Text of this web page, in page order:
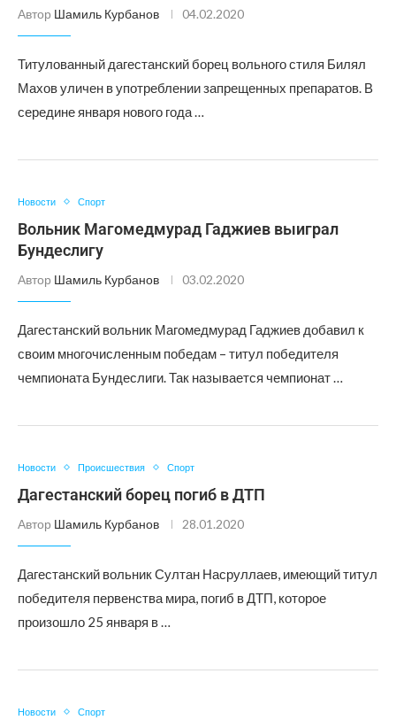
Автор Шамиль Курбанов 04.02.2020
Титулованный дагестанский борец вольного стиля Билял
Махов уличен в употреблении запрещенных препаратов. В
середине января нового года …
Новости Спорт
Вольник Магомедмурад Гаджиев выиграл
Бундеслигу
Автор Шамиль Курбанов 03.02.2020
Дагестанский вольник Магомедмурад Гаджиев добавил к
своим многочисленным победам – титул победителя
чемпионата Бундеслиги. Так называется чемпионат …
Новости Происшествия Спорт
Дагестанский борец погиб в ДТП
Автор Шамиль Курбанов 28.01.2020
Дагестанский вольник Султан Насруллаев, имеющий титул
победителя первенства мира, погиб в ДТП, которое
произошло 25 января в …
Новости Спорт